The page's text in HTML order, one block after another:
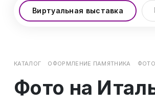
Виртуальная выставка
КАТАЛОГ ОФОРМЛЕНИЕ ПАМЯТНИКА
Фото на